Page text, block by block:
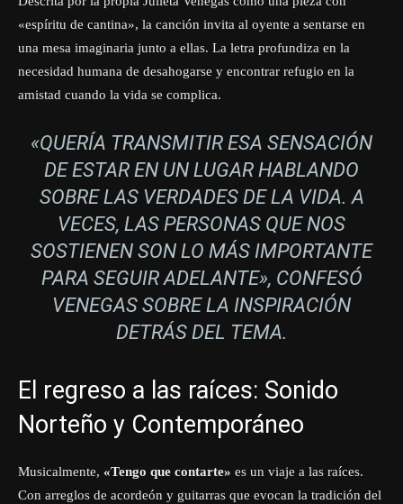
«espíritu de cantina», la canción invita al oyente a sentarse en
una mesa imaginaria junto a ellas. La letra profundiza en la
necesidad humana de desahogarse y encontrar refugio en la
amistad cuando la vida se complica.
«QUERÍA TRANSMITIR ESA SENSACIÓN
DE ESTAR EN UN LUGAR HABLANDO
SOBRE LAS VERDADES DE LA VIDA. A
VECES, LAS PERSONAS QUE NOS
SOSTIENEN SON LO MÁS IMPORTANTE
PARA SEGUIR ADELANTE», CONFESÓ
VENEGAS SOBRE LA INSPIRACIÓN
DETRÁS DEL TEMA.
El regreso a las raíces: Sonido
Norteño y Contemporáneo
Musicalmente, «Tengo que contarte» es un viaje a las raíces.
Con arreglos de acordeón y guitarras que evocan la tradición del